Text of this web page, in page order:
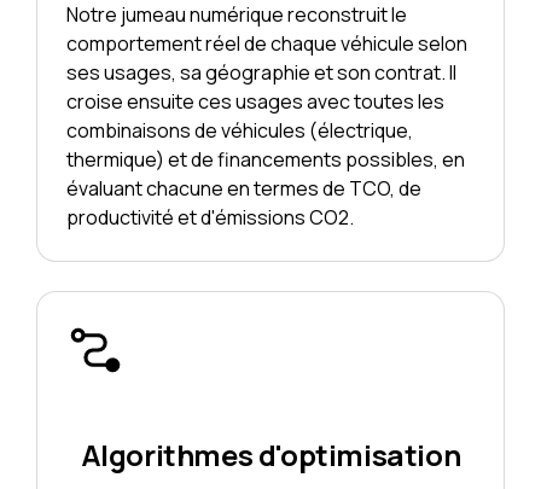
Notre jumeau numérique reconstruit le
comportement réel de chaque véhicule selon
ses usages, sa géographie et son contrat. Il
croise ensuite ces usages avec toutes les
combinaisons de véhicules (électrique,
thermique) et de financements possibles, en
évaluant chacune en termes de TCO, de
productivité et d'émissions CO2.
Algorithmes d'optimisation